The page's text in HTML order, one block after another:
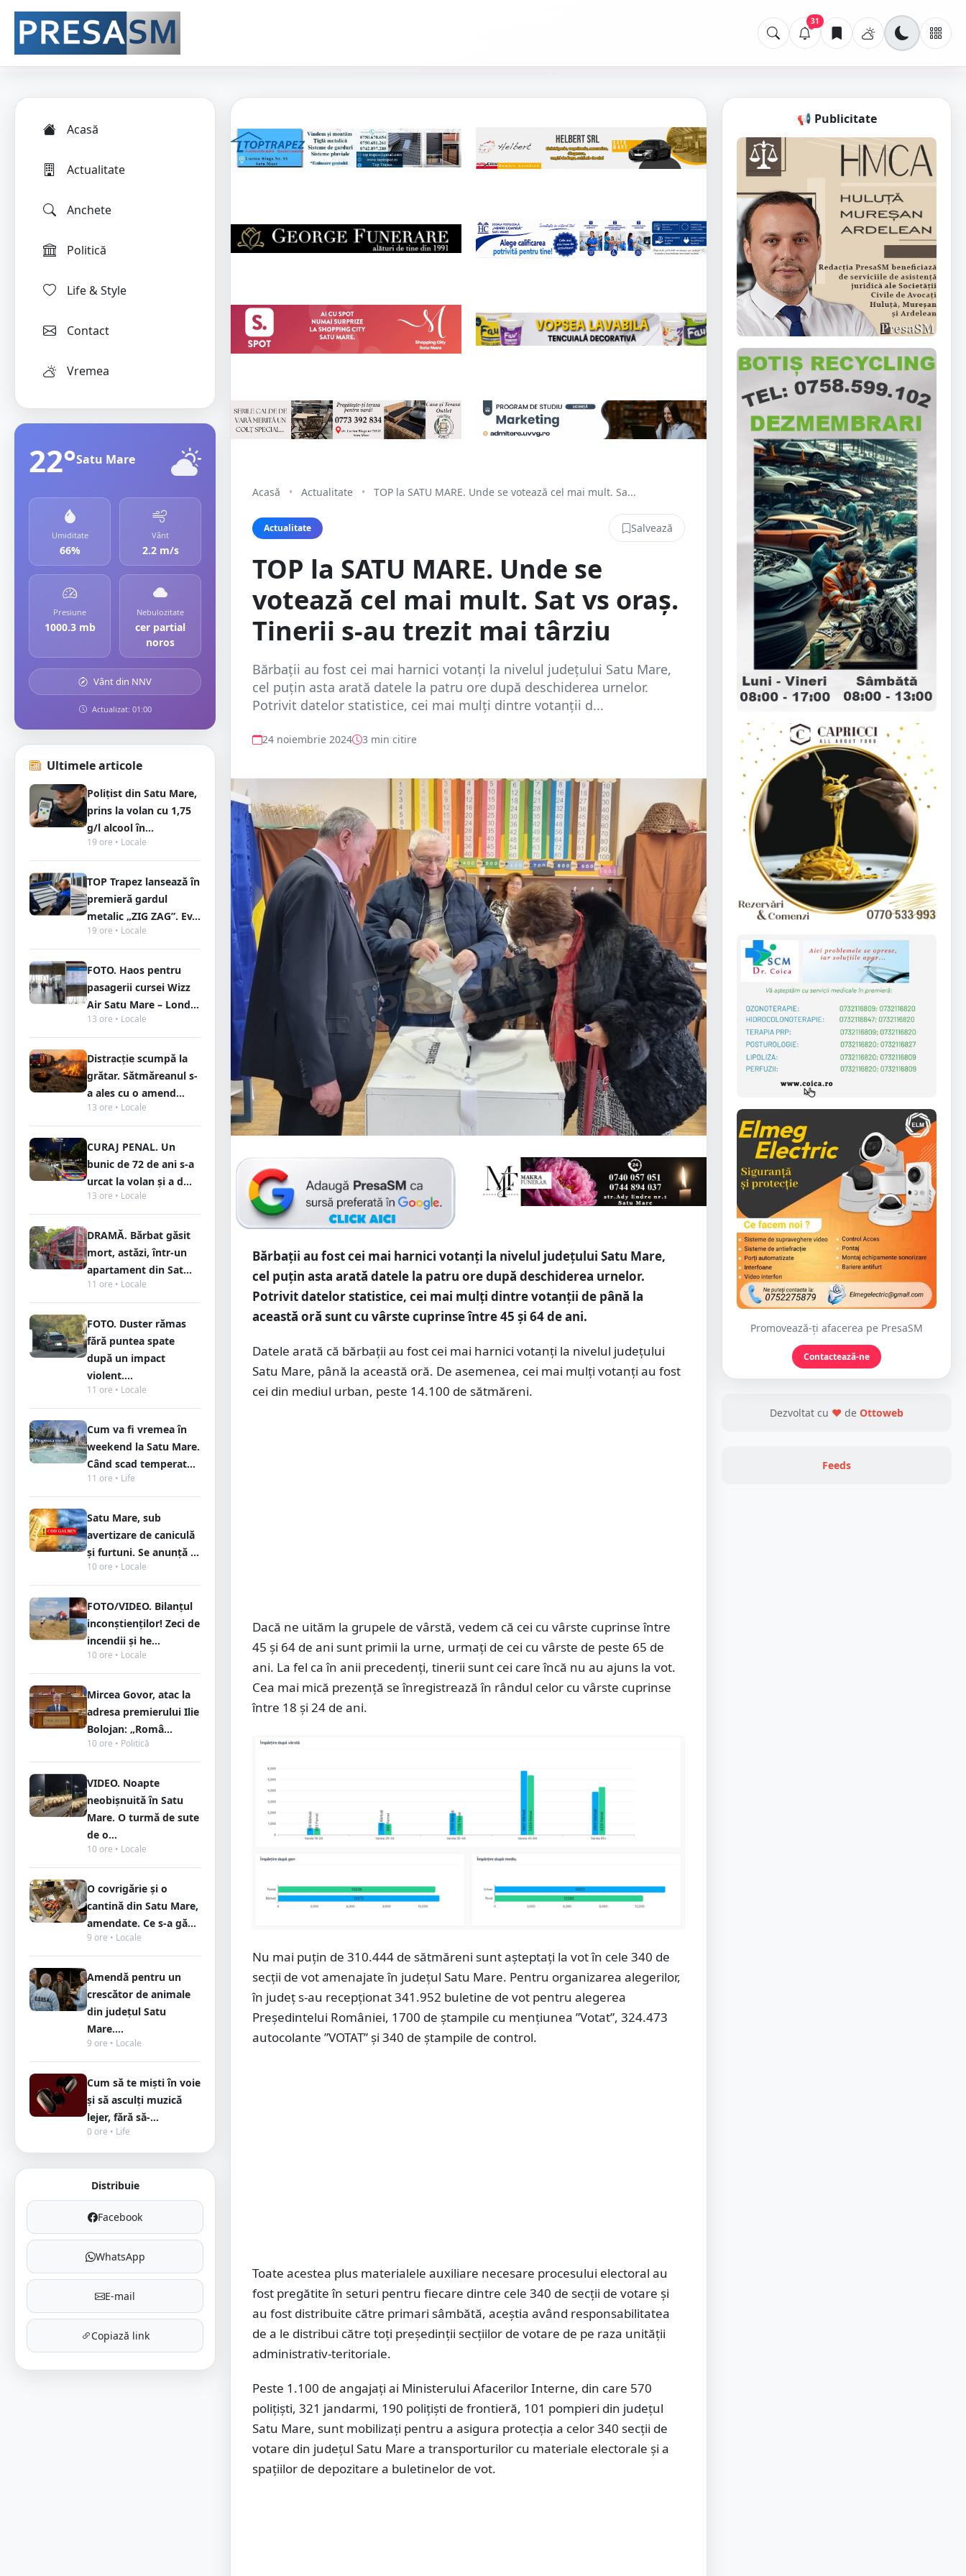
31
Acasă
Actualitate
Anchete
Politică
Life & Style
Contact
Vremea
22°Satu Mare
Umiditate
66%
Vânt
2.2 m/s
Presiune
1000.3 mb
Nebulozitate
cer partial
noros
Vânt din NNV
Actualizat: 01:00
Ultimele articole
Polițist din Satu Mare,
prins la volan cu 1,75
g/l alcool în...
19 ore • Locale
TOP Trapez lansează în
premieră gardul
metalic „ZIG ZAG”. Ev...
19 ore • Locale
FOTO. Haos pentru
pasagerii cursei Wizz
Air Satu Mare – Lond...
13 ore • Locale
Distracție scumpă la
grătar. Sătmăreanul s-
a ales cu o amend...
13 ore • Locale
CURAJ PENAL. Un
bunic de 72 de ani s-a
urcat la volan și a d...
13 ore • Locale
DRAMĂ. Bărbat găsit
mort, astăzi, într-un
apartament din Sat...
11 ore • Locale
FOTO. Duster rămas
fără puntea spate
după un impact
violent....
11 ore • Locale
Cum va fi vremea în
weekend la Satu Mare.
Când scad temperat...
11 ore • Life
Satu Mare, sub
avertizare de caniculă
și furtuni. Se anunță ...
10 ore • Locale
FOTO/VIDEO. Bilanțul
inconștienților! Zeci de
incendii și he...
10 ore • Locale
Mircea Govor, atac la
adresa premierului Ilie
Bolojan: „Româ...
10 ore • Politică
VIDEO. Noapte
neobișnuită în Satu
Mare. O turmă de sute
de o...
10 ore • Locale
O covrigărie și o
cantină din Satu Mare,
amendate. Ce s-a gă...
9 ore • Locale
Amendă pentru un
crescător de animale
din județul Satu
Mare....
9 ore • Locale
Cum să te miști în voie
și să asculți muzică
lejer, fără să-...
0 ore • Life
Distribuie
Facebook
WhatsApp
E-mail
Copiază link
Acasă • Actualitate • TOP la SATU MARE. Unde se votează cel mai mult. Sa...
Actualitate Salvează
TOP la SATU MARE. Unde se
votează cel mai mult. Sat vs oraș.
Tinerii s-au trezit mai târziu
Bărbații au fost cei mai harnici votanți la nivelul județului Satu Mare,
cel puțin asta arată datele la patru ore după deschiderea urnelor.
Potrivit datelor statistice, cei mai mulți dintre votanții d...
24 noiembrie 2024 3 min citire
Bărbații au fost cei mai harnici votanți la nivelul județului Satu Mare,
cel puțin asta arată datele la patru ore după deschiderea urnelor.
Potrivit datelor statistice, cei mai mulți dintre votanții de până la
această oră sunt cu vârste cuprinse între 45 și 64 de ani.
Datele arată că bărbații au fost cei mai harnici votanți la nivelul județului
Satu Mare, până la această oră. De asemenea, cei mai mulți votanți au fost
cei din mediul urban, peste 14.100 de sătmăreni.
Dacă ne uităm la grupele de vârstă, vedem că cei cu vârste cuprinse între
45 și 64 de ani sunt primii la urne, urmați de cei cu vârste de peste 65 de
ani. La fel ca în anii precedenți, tinerii sunt cei care încă nu au ajuns la vot.
Cea mai mică prezență se înregistrează în rândul celor cu vârste cuprinse
între 18 și 24 de ani.
Nu mai puțin de 310.444 de sătmăreni sunt așteptați la vot în cele 340 de
secții de vot amenajate în județul Satu Mare. Pentru organizarea alegerilor,
în județ s-au recepționat 341.952 buletine de vot pentru alegerea
Președintelui României, 1700 de ștampile cu mențiunea ”Votat”, 324.473
autocolante ”VOTAT” și 340 de ștampile de control.
Toate acestea plus materialele auxiliare necesare procesului electoral au
fost pregătite în seturi pentru fiecare dintre cele 340 de secții de votare și
au fost distribuite către primari sâmbătă, aceștia având responsabilitatea
de a le distribui către toți președinții secțiilor de votare de pe raza unității
administrativ-teritoriale.
Peste 1.100 de angajați ai Ministerului Afacerilor Interne, din care 570
poliţişti, 321 jandarmi, 190 polițiști de frontieră, 101 pompieri din județul
Satu Mare, sunt mobilizați pentru a asigura protecția a celor 340 secții de
votare din județul Satu Mare a transporturilor cu materiale electorale și a
spațiilor de depozitare a buletinelor de vot.
📢 Publicitate
Promovează-ți afacerea pe PresaSM
Contactează-ne
Dezvoltat cu ❤ de Ottoweb
Feeds